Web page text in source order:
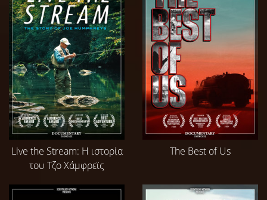
Live the Stream: Η ιστορία
του Τζο Χάμφρεϊς
The Best of Us